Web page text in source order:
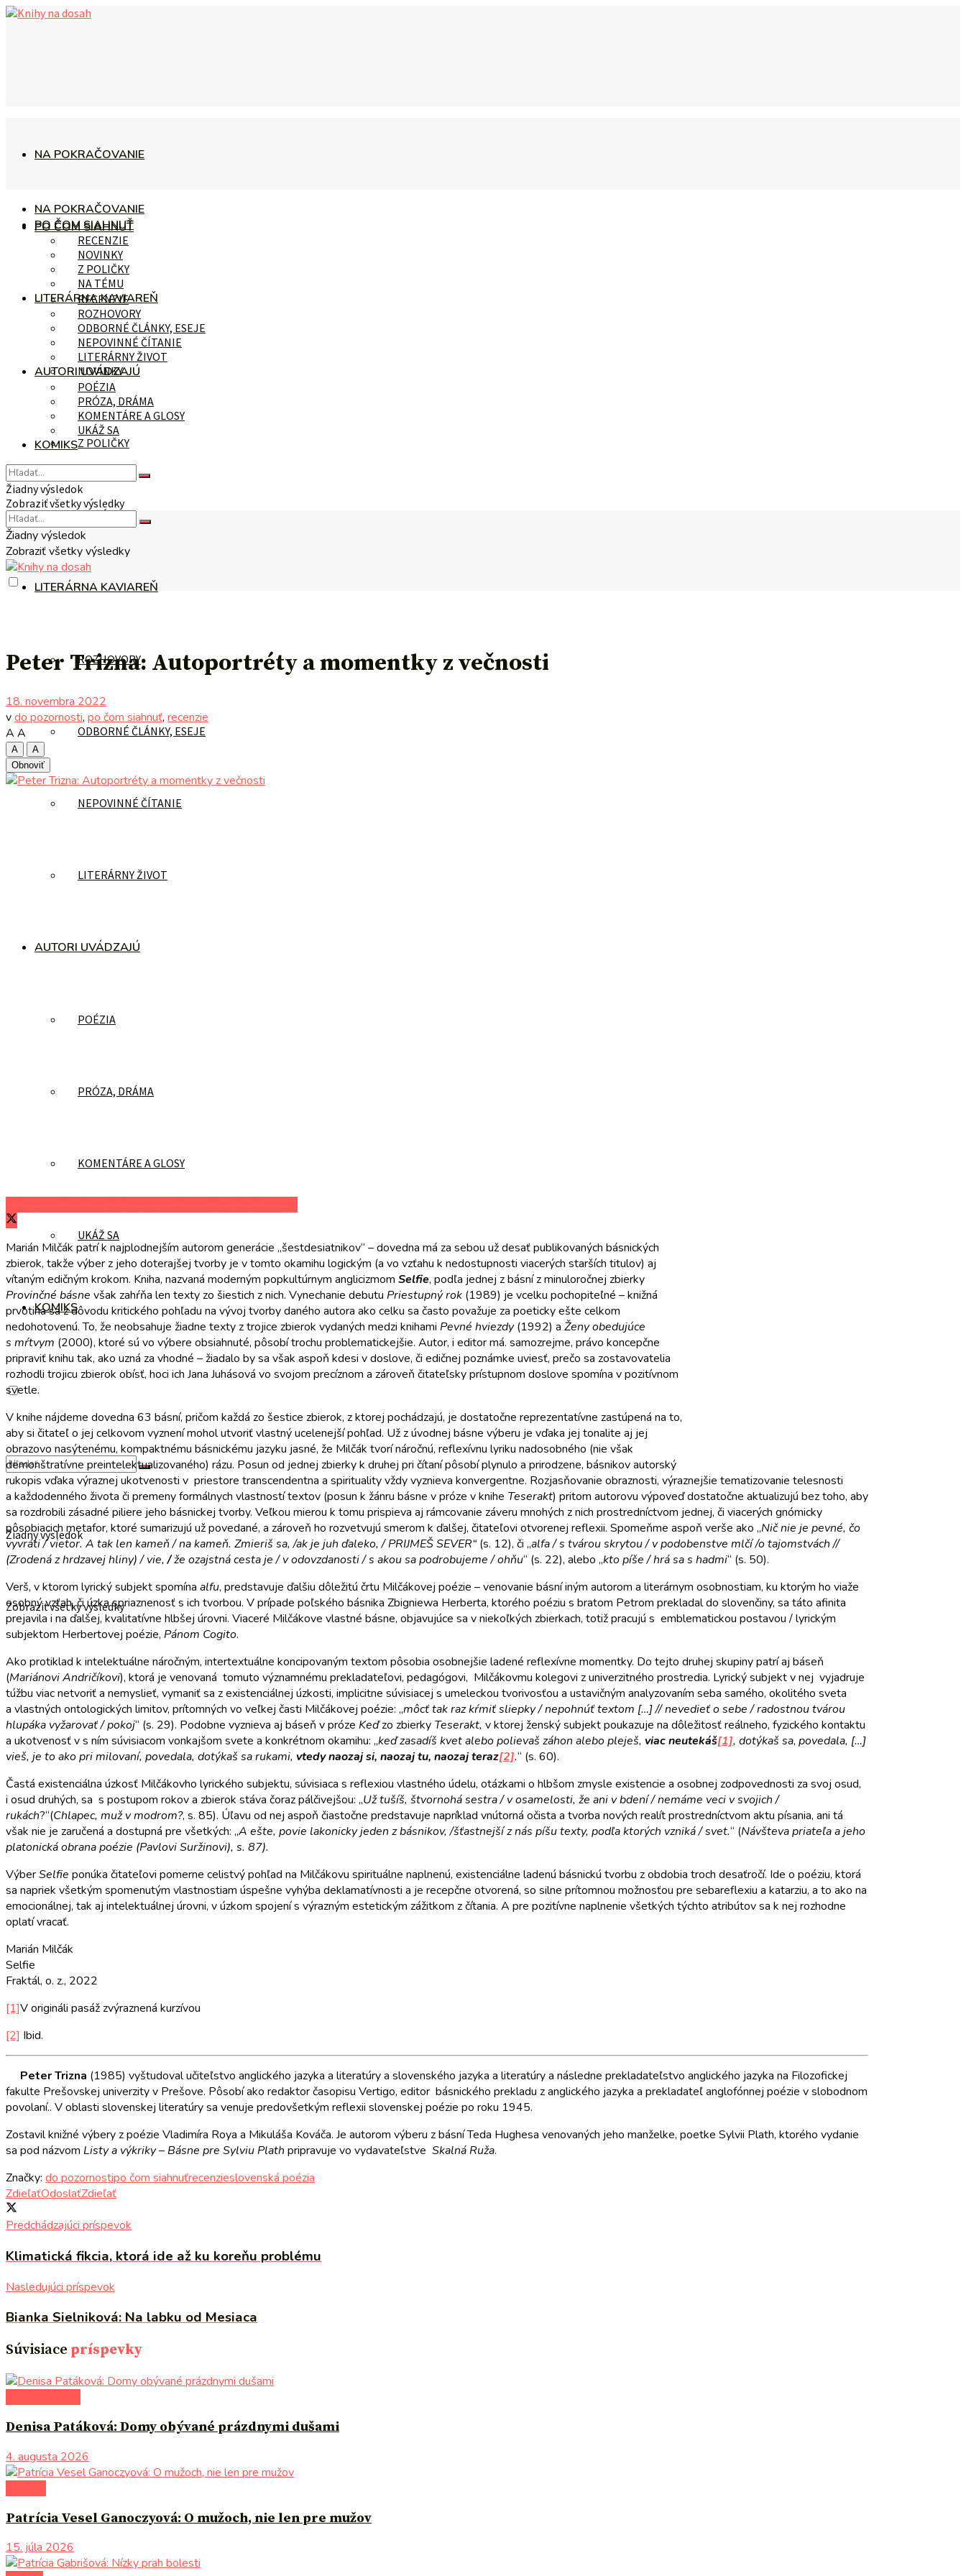
NA POKRAČOVANIE
PO ČOM SIAHNUŤ
RECENZIE
NOVINKY
Z POLIČKY
NA TÉMU
LITERÁRNA KAVIAREŇ
ROZHOVORY
ODBORNÉ ČLÁNKY, ESEJE
NEPOVINNÉ ČÍTANIE
LITERÁRNY ŽIVOT
AUTORI UVÁDZAJÚ
POÉZIA
PRÓZA, DRÁMA
KOMENTÁRE A GLOSY
UKÁŽ SA
KOMIKS
Žiadny výsledok
Zobraziť všetky výsledky
NA POKRAČOVANIE
PO ČOM SIAHNUŤ
RECENZIE
NOVINKY
Z POLIČKY
NA TÉMU
LITERÁRNA KAVIAREŇ
ROZHOVORY
ODBORNÉ ČLÁNKY, ESEJE
NEPOVINNÉ ČÍTANIE
LITERÁRNY ŽIVOT
AUTORI UVÁDZAJÚ
POÉZIA
PRÓZA, DRÁMA
KOMENTÁRE A GLOSY
UKÁŽ SA
KOMIKS
Žiadny výsledok
Zobraziť všetky výsledky
Žiadny výsledok
Zobraziť všetky výsledky
Peter Trizna: Autoportréty a momentky z večnosti
18. novembra 2022
vdo pozornosti, po čom siahnuť, recenzie
A A
A
A
Obnoviť
Marián Milčák patrí k najplodnejším autorom generácie „šestdesiatnikov“ – dovedna má za sebou už desať publikovaných básnických
zbierok, takže výber z jeho doterajšej tvorby je v tomto okamihu logickým (a vo vzťahu k nedostupnosti viacerých starších titulov) aj
vítaným edičným krokom. Kniha, nazvaná moderným popkultúrnym anglicizmom Selfie, podľa jednej z básní z minuloročnej zbierky
Provinčné básne však zahŕňa len texty zo šiestich z nich. Vynechanie debutu Priestupný rok (1989) je vcelku pochopiteľné – knižná
prvotina sa z dôvodu kritického pohľadu na vývoj tvorby daného autora ako celku sa často považuje za poeticky ešte celkom
nedohotovenú. To, že neobsahuje žiadne texty z trojice zbierok vydaných medzi knihami Pevné hviezdy(1992) a Ženy obedujúce
s mŕtvym (2000), ktoré sú vo výbere obsiahnuté, pôsobí trochu problematickejšie. Autor, i editor má. samozrejme, právo koncepčne
pripraviť knihu tak, ako uzná za vhodné – žiadalo by sa však aspoň kdesi v doslove, či edičnej poznámke uviesť, prečo sa zostavovatelia
rozhodli trojicu zbierok obísť, hoci ich Jana Juhásová vo svojom precíznom a zároveň čitateľsky prístupnom doslove spomína v pozitívnom
svetle.
V knihe nájdeme dovedna 63 básní, pričom každá zo šestice zbierok, z ktorej pochádzajú, je dostatočne reprezentatívne zastúpená na to,
aby si čitateľ o jej celkovom vyznení mohol utvoriť vlastný ucelenejší pohľad. Už z úvodnej básne výberu je vďaka jej tonalite aj jej
obrazovo nasýtenému, kompaktnému básnickému jazyku jasné, že Milčák tvorí náročnú, reflexívnu lyriku nadosobného (nie však
demonštratívne preintelektualizovaného) rázu. Posun od jednej zbierky k druhej pri čítaní pôsobí plynulo a prirodzene, básnikov autorský
rukopis vďaka výraznej ukotvenosti v priestore transcendentna a spirituality vždy vyznieva konvergentne. Rozjasňovanie obraznosti, výraznejšie tematizovanie telesnosti
a každodenného života či premeny formálnych vlastností textov (posun k žánru básne v próze v knihe Teserakt) pritom autorovu výpoveď dostatočne aktualizujú bez toho, aby
sa rozdrobili zásadné piliere jeho básnickej tvorby. Veľkou mierou k tomu prispieva aj rámcovanie záveru mnohých z nich prostredníctvom jednej, či viacerých gnómicky
pôsobiacich metafor, ktoré sumarizujú už povedané, a zároveň ho rozvetvujú smerom k ďalšej, čitateľovi otvorenej reflexii. Spomeňme aspoň verše ako „Nič nie je pevné, čo
vyvráti / vietor. A tak len kameň / na kameň. Zmieriš sa, /ak je juh ďaleko, / PRIJMEŠ SEVER“ (s. 12), či „alfa / s tvárou skrytou / v podobenstve mlčí /o tajomstvách //
(Zrodená z hrdzavej hliny) / vie,/že ozajstná cesta je / v odovzdanosti / s akou sa podrobujeme / ohňu“ (s. 22), alebo „kto píše / hrá sa s hadmi“ (s. 50).
Verš, v ktorom lyrický subjekt spomína alfu, predstavuje ďalšiu dôležitú črtu Milčákovej poézie – venovanie básní iným autorom a literárnym osobnostiam, ku ktorým ho viaže
osobný vzťah, či úzka spriaznenosť s ich tvorbou. V prípade poľského básnika Zbigniewa Herberta, ktorého poéziu s bratom Petrom prekladal do slovenčiny, sa táto afinita
prejavila i na ďalšej, kvalitatívne hlbšej úrovni. Viaceré Milčákove vlastné básne, objavujúce sa v niekoľkých zbierkach, totiž pracujú s emblematickou postavou / lyrickým
subjektom Herbertovej poézie, Pánom Cogito.
Ako protiklad k intelektuálne náročným, intertextuálne koncipovaným textom pôsobia osobnejšie ladené reflexívne momentky. Do tejto druhej skupiny patrí aj báseň
(Mariánovi Andričíkovi), ktorá je venovaná tomuto významnému prekladateľovi, pedagógovi, Milčákovmu kolegovi z univerzitného prostredia. Lyrický subjekt v nej vyjadruje
túžbu viac netvoriť a nemyslieť, vymaniť sa z existenciálnej úzkosti, implicitne súvisiacej s umeleckou tvorivosťou a ustavičným analyzovaním seba samého, okolitého sveta
a vlastných ontologických limitov, prítomných vo veľkej časti Milčákovej poézie: „môcť tak raz kŕmiť sliepky / nepohnúť textom […] // nevedieť o sebe / radostnou tvárou
hlupáka vyžarovať / pokoj“ (s. 29). Podobne vyznieva aj báseň v próze Keďzo zbierky Teserakt, v ktorej ženský subjekt poukazuje na dôležitosť reálneho, fyzického kontaktu
a ukotvenosť v s ním súvisiacom vonkajšom svete a konkrétnom okamihu: „keď zasadíš kvet alebo polievaš záhon alebo pleješ, viac neutekáš[1], dotýkaš sa, povedala, […]
vieš, je to ako pri milovaní, povedala, dotýkaš sa rukami, vtedy naozaj si, naozaj tu, naozaj teraz[2].“ (s. 60).
Častá existenciálna úzkosť Milčákovho lyrického subjektu, súvisiaca s reflexiou vlastného údelu, otázkami o hlbšom zmysle existencie a osobnej zodpovednosti za svoj osud,
i osud druhých, sa s postupom rokov a zbierok stáva čoraz pálčivejšou: „Už tušíš, štvornohá sestra / v osamelosti, že ani v bdení / nemáme veci v svojich /
rukách?“(Chlapec, muž v modrom?, s. 85). Úľavu od nej aspoň čiastočne predstavuje napríklad vnútorná očista a tvorba nových realít prostredníctvom aktu písania, ani tá
však nie je zaručená a dostupná pre všetkých: „A ešte, povie lakonicky jeden z básnikov, /šťastnejší z nás píšu texty, podľa ktorých vzniká / svet.“ (Návšteva priateľa a jeho
platonická obrana poézie (Pavlovi Suržinovi), s. 87).
VýberSelfie ponúka čitateľovi pomerne celistvý pohľad na Milčákovu spirituálne naplnenú, existenciálne ladenú básnickú tvorbu z obdobia troch desaťročí. Ide o poéziu, ktorá
sa napriek všetkým spomenutým vlastnostiam úspešne vyhýba deklamatívnosti a je recepčne otvorená, so silne prítomnou možnosťou pre sebareflexiu a katarziu, a to ako na
emocionálnej, tak aj intelektuálnej úrovni, v úzkom spojení s výrazným estetickým zážitkom z čítania. A pre pozitívne naplnenie všetkých týchto atribútov sa k nej rozhodne
oplatí vracať.
Marián Milčák
Selfie
Fraktál, o. z., 2022
[1]V origináli pasáž zvýraznená kurzívou
[2] Ibid.
Peter Trizna (1985) vyštudoval učiteľstvo anglického jazyka a literatúry a slovenského jazyka a literatúry a následne prekladateľstvo anglického jazyka na Filozofickej
fakulte Prešovskej univerzity v Prešove. Pôsobí ako redaktor časopisu Vertigo, editor básnického prekladu z anglického jazyka a prekladateľ anglofónnej poézie v slobodnom
povolaní.. V oblasti slovenskej literatúry sa venuje predovšetkým reflexii slovenskej poézie po roku 1945.
Zostavil knižné výbery z poézie Vladimíra Roya a Mikuláša Kováča. Je autorom výberu z básní Teda Hughesa venovaných jeho manželke, poetke Sylvii Plath, ktorého vydanie
sa pod názvom Listy a výkriky – Básne pre Sylviu Plath pripravuje vo vydavateľstve Skalná Ruža.
Značky: do pozornostipo čom siahnuťrecenzieslovenská poézia
ZdieľaťOdoslaťZdieľať
Predchádzajúci príspevok
Klimatická fikcia, ktorá ide až ku koreňu problému
Nasledujúci príspevok
Bianka Sielniková: Na labku od Mesiaca
Súvisiace príspevky
Denisa Patáková: Domy obývané prázdnymi dušami
4. augusta 2026
Patrícia Vesel Ganoczyová: O mužoch, nie len pre mužov
15. júla 2026